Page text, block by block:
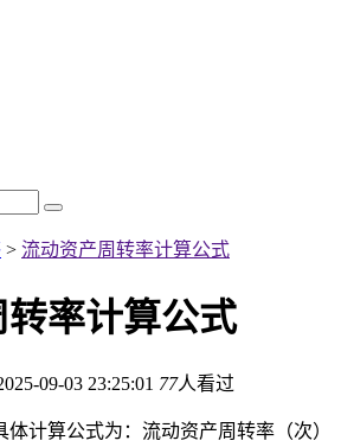
> 流动资产周转率计算公式
率计算公式
09-03 23:25:01 77人看过
算公式为：流动资产周转率（次）